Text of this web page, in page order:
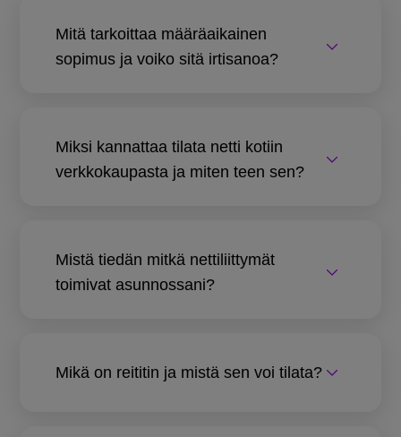
Mitä tarkoittaa määräaikainen
sopimus ja voiko sitä irtisanoa?
Miksi kannattaa tilata netti kotiin
verkkokaupasta ja miten teen sen?
Mistä tiedän mitkä nettiliittymät
toimivat asunnossani?
Mikä on reititin ja mistä sen voi tilata?